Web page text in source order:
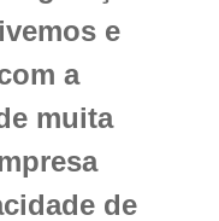
e
a
muita
de